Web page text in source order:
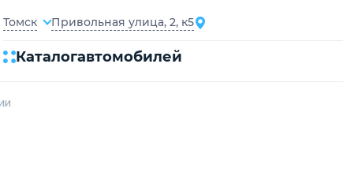
Томск Привольная улица, 2, к5
Каталогавтомобилей